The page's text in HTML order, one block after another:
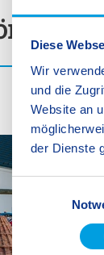
Diese
Wir
und die
Website an
der Dienste
n
w